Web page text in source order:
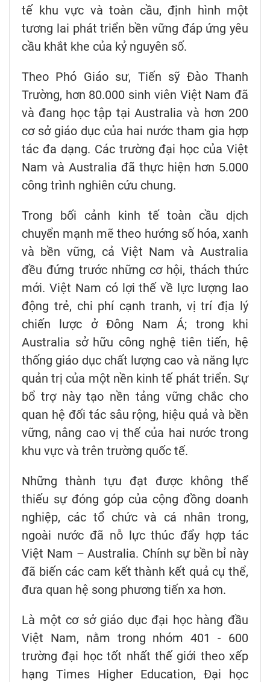
tế khu vực và toàn cầu, định hình một
tương lai phát triển bền vững đáp ứng yêu
cầu khắt khe của kỷ nguyên số.
Theo Phó Giáo sư, Tiến sỹ Đào Thanh
Trường, hơn 80.000 sinh viên Việt Nam đã
và đang học tập tại Australia và hơn 200
cơ sở giáo dục của hai nước tham gia hợp
tác đa dạng. Các trường đại học của Việt
Nam và Australia đã thực hiện hơn 5.000
công trình nghiên cứu chung.
Trong bối cảnh kinh tế toàn cầu dịch
chuyển mạnh mẽ theo hướng số hóa, xanh
và bền vững, cả Việt Nam và Australia
đều đứng trước những cơ hội, thách thức
mới. Việt Nam có lợi thế về lực lượng lao
động trẻ, chi phí cạnh tranh, vị trí địa lý
chiến lược ở Đông Nam Á; trong khi
Australia sở hữu công nghệ tiên tiến, hệ
thống giáo dục chất lượng cao và năng lực
quản trị của một nền kinh tế phát triển. Sự
bổ trợ này tạo nền tảng vững chắc cho
quan hệ đối tác sâu rộng, hiệu quả và bền
vững, nâng cao vị thế của hai nước trong
khu vực và trên trường quốc tế.
Những thành tựu đạt được không thể
thiếu sự đóng góp của cộng đồng doanh
nghiệp, các tổ chức và cá nhân trong,
ngoài nước đã nỗ lực thúc đẩy hợp tác
Việt Nam – Australia. Chính sự bền bỉ này
đã biến các cam kết thành kết quả cụ thể,
đưa quan hệ song phương tiến xa hơn.
Là một cơ sở giáo dục đại học hàng đầu
Việt Nam, nằm trong nhóm 401 - 600
trường đại học tốt nhất thế giới theo xếp
hạng Times Higher Education, Đại học